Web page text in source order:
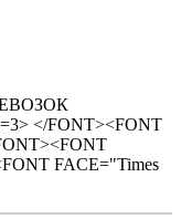
</FONT><FONT
FACE="Times